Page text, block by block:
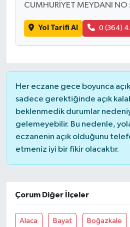
CUMHURİYET MEYDANI NO
Yol Tarifi Al 0 (364)
Her eczane gece boyunca
sadece gerektiğinde açık
beklenmedik durumlar
gelemeyebilir. Bu nedenle,
eczanenin açık olduğunu
etmeniz iyi bir fikir olacaktır.
Çorum Diğer İlçeler
Alaca Bayat Boğazkale